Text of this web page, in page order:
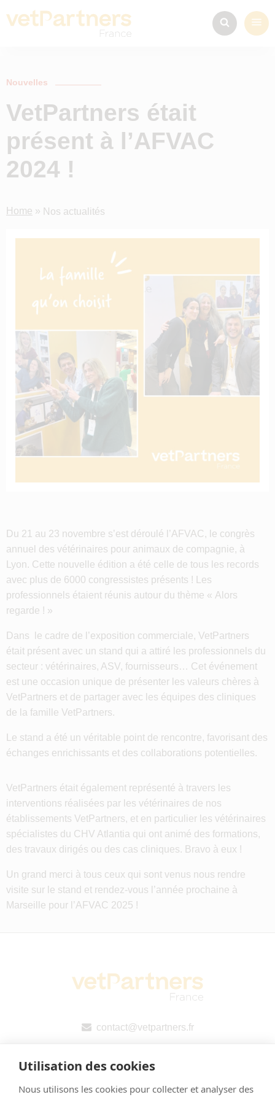
Utilisation des cookies
Nous utilisons les cookies pour collecter et analyser des
Nouvelles
VetPartners était
présent à l’AFVAC
2024 !
Home » Nos actualités
Du 21 au 23 novembre s’est déroulé l’AFVAC, le congrès
annuel des vétérinaires pour animaux de compagnie, à
Lyon. Cette nouvelle édition a été celle de tous les records
avec plus de 6000 congressistes présents ! Les
professionnels étaient réunis autour du thème « Alors
regarde ! »
Dans le cadre de l’exposition commerciale, VetPartners
était présent avec un stand qui a attiré les professionnels du
secteur : vétérinaires, ASV, fournisseurs… Cet événement
est une occasion unique de présenter les valeurs chères à
VetPartners et de partager avec les équipes des cliniques
de la famille VetPartners.
Le stand a été un véritable point de rencontre, favorisant des
échanges enrichissants et des collaborations potentielles.
VetPartners était également représenté à travers les
interventions réalisées par les vétérinaires de nos
établissements VetPartners, et en particulier les vétérinaires
spécialistes du CHV Atlantia qui ont animé des formations,
des travaux dirigés ou des cas cliniques. Bravo à eux !
Un grand merci à tous ceux qui sont venus nous rendre
visite sur le stand et rendez-vous l’année prochaine à
Marseille pour l’AFVAC 2025 !
contact@vetpartners.fr